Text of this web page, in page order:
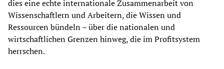
dies eine echte internationale Zusammenarbeit von
Wissenschaftlern und Arbeitern, die Wissen und
Ressourcen bündeln – über die nationalen und
wirtschaftlichen Grenzen hinweg, die im Profitsystem
herrschen.